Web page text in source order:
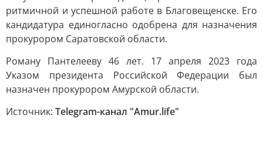
ритмичной и успешной работе в Благовещенске. Его
кандидатура единогласно одобрена для назначения
прокурором Саратовской области.
Роману Пантелееву 46 лет. 17 апреля 2023 года
Указом президента Российской Федерации был
назначен прокурором Амурской области.
Источник: Telegram-канал "Аmur.life"